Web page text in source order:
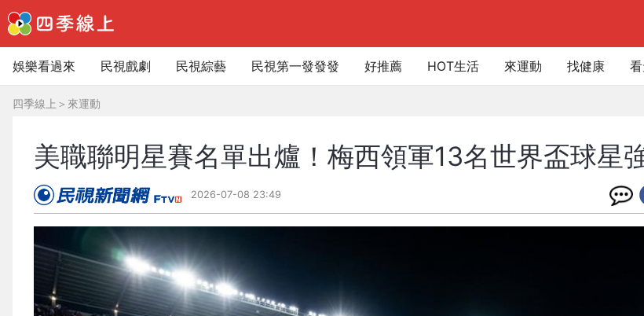
娛樂看過來 民視戲劇 民視綜藝 民視第一發發發 好推薦 HOT生活 來運動 找健康
四季線上 ＞ 來運動
美職聯明星賽名單出爐！梅西領軍13名世界盃球星
2026-07-08 23:49